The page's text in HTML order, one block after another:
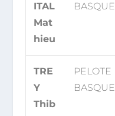
ITAL
Mat
hieu
BASQUE
TRE
Y
Thib
PELOTE
BASQUE